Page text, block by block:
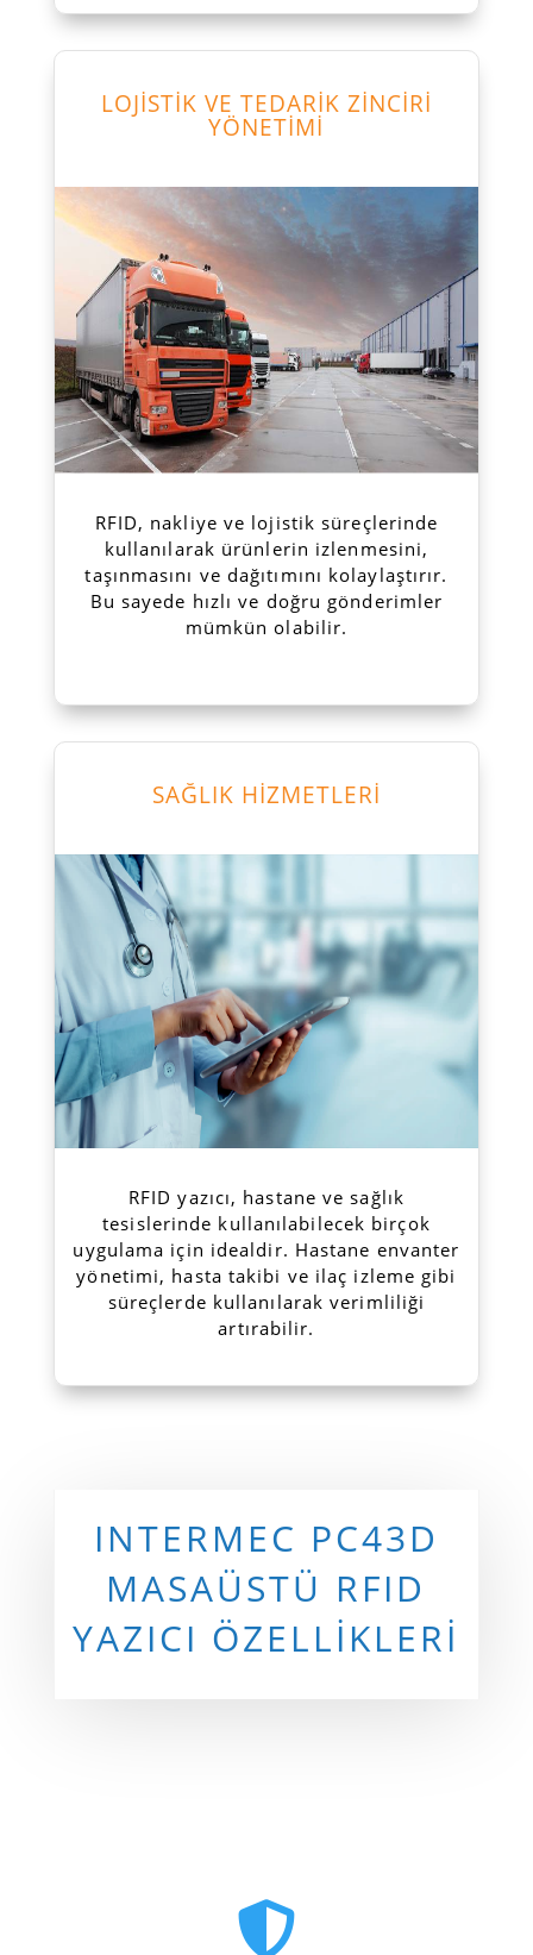
LOJİSTİK VE TEDARİK ZİNCİRİ
YÖNETİMİ
RFID, nakliye ve lojistik süreçlerinde
kullanılarak ürünlerin izlenmesini,
taşınmasını ve dağıtımını kolaylaştırır.
Bu sayede hızlı ve doğru gönderimler
mümkün olabilir.
SAĞLIK HİZMETLERİ
RFID yazıcı, hastane ve sağlık
tesislerinde kullanılabilecek birçok
uygulama için idealdir. Hastane envanter
yönetimi, hasta takibi ve ilaç izleme gibi
süreçlerde kullanılarak verimliliği
artırabilir.
INTERMEC PC43D
MASAÜSTÜ RFID
YAZICI ÖZELLİKLERİ
